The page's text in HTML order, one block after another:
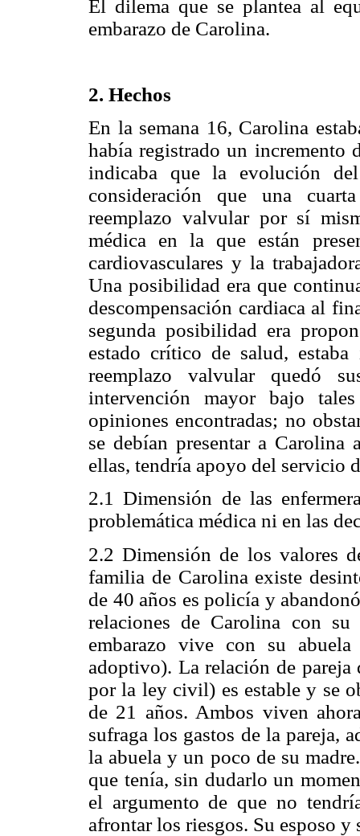
El dilema que se plantea al
embarazo de Carolina.
2. Hechos
En la semana 16, Carolina
había registrado un incremento
indicaba que la evolución del
consideración que una
reemplazo valvular por sí
médica en la que están
cardiovasculares y la
Una posibilidad era que
descompensación cardiaca al
segunda posibilidad era
estado crítico de salud,
reemplazo valvular quedó
intervención mayor bajo
opiniones encontradas; no
se debían presentar a Carolina
ellas, tendría apoyo del servicio
2.1 Dimensión de las
problemática médica ni en las
2.2 Dimensión de los valores
familia de Carolina existe
de 40 años es policía y
relaciones de Carolina con
embarazo vive con su
adoptivo). La relación de pareja
por la ley civil) es estable y se
de 21 años. Ambos viven
sufraga los gastos de la pareja,
la abuela y un poco de su
que tenía, sin dudarlo un
el argumento de que no
afrontar los riesgos. Su esposo